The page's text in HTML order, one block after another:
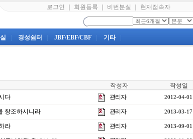
로그인 회원등록 비번분실 현재접속자
경성쉼터 JBF/EBF/CBF 기타
작성자 작성일
다 관리자 2012-04-01
창조하시니라 관리자 2013-03-17
라 관리자 2013-09-01